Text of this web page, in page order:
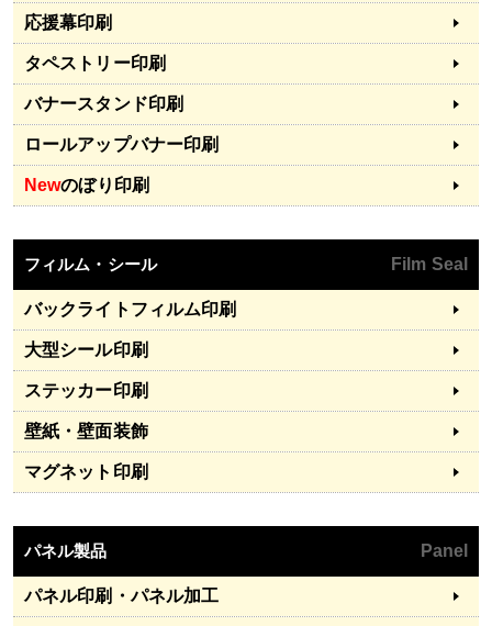
応援幕印刷
タペストリー印刷
バナースタンド印刷
ロールアップバナー印刷
Newのぼり印刷
フィルム・シール Film Seal
バックライトフィルム印刷
大型シール印刷
ステッカー印刷
壁紙・壁面装飾
マグネット印刷
パネル製品 Panel
パネル印刷・パネル加工